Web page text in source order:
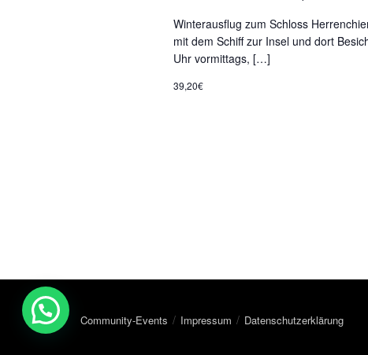
Winterausflug zum Schloss
mit dem Schiff zur Insel und dort
Uhr vormittags, […]
39,20€
Community-Events Impressum Datenschutzerklärung